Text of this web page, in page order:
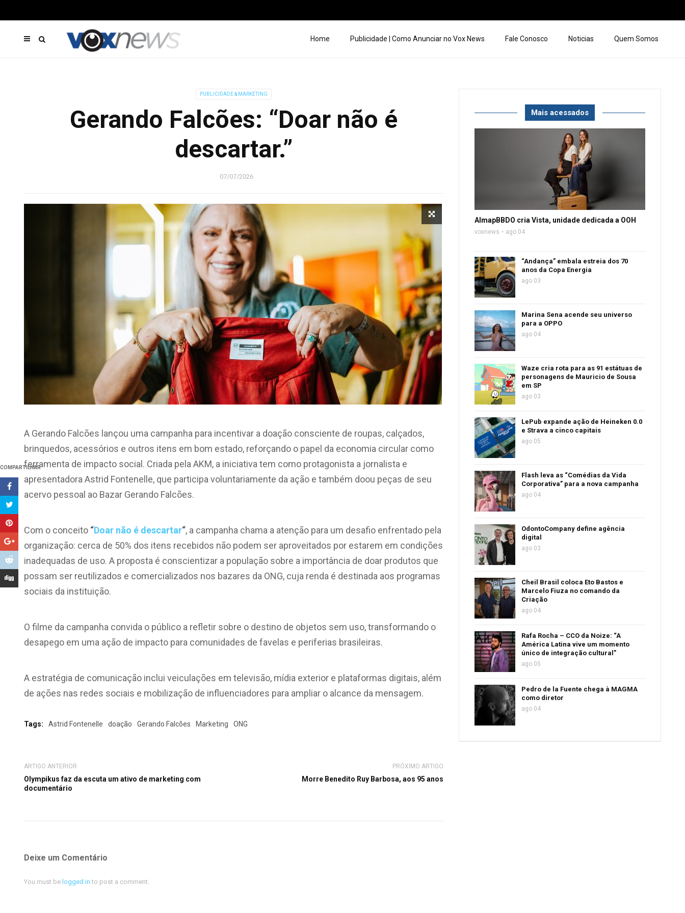
Home Publicidade | Como Anunciar no Vox News Fale Conosco Noticias Quem Somos
PUBLICIDADE & MARKETING
Gerando Falcões: “Doar não é
descartar.”
07/07/2026
COMPARTILHAR
A Gerando Falcões lançou uma campanha para incentivar a doação consciente de roupas, calçados,
brinquedos, acessórios e outros itens em bom estado, reforçando o papel da economia circular como
ferramenta de impacto social. Criada pela AKM, a iniciativa tem como protagonista a jornalista e
apresentadora Astrid Fontenelle, que participa voluntariamente da ação e também doou peças de seu
acervo pessoal ao Bazar Gerando Falcões.
Com o conceito “Doar não é descartar“, a campanha chama a atenção para um desafio enfrentado pela
organização: cerca de 50% dos itens recebidos não podem ser aproveitados por estarem em condições
inadequadas de uso. A proposta é conscientizar a população sobre a importância de doar produtos que
possam ser reutilizados e comercializados nos bazares da ONG, cuja renda é destinada aos programas
sociais da instituição.
O filme da campanha convida o público a refletir sobre o destino de objetos sem uso, transformando o
desapego em uma ação de impacto para comunidades de favelas e periferias brasileiras.
A estratégia de comunicação inclui veiculações em televisão, mídia exterior e plataformas digitais, além
de ações nas redes sociais e mobilização de influenciadores para ampliar o alcance da mensagem.
Tags: Astrid Fontenelle doação Gerando Falcões Marketing ONG
ARTIGO ANTERIOR
Olympikus faz da escuta um ativo de marketing com
documentário
PRÓXIMO ARTIGO
Morre Benedito Ruy Barbosa, aos 95 anos
Deixe um Comentário
You must be logged in to post a comment.
Mais acessados
AlmapBBDO cria Vista, unidade dedicada a OOH
voxnews ago 04
“Andança” embala estreia dos 70
anos da Copa Energia
ago 03
Marina Sena acende seu universo
para a OPPO
ago 04
Waze cria rota para as 91 estátuas de
personagens de Mauricio de Sousa
em SP
ago 03
LePub expande ação de Heineken 0.0
e Strava a cinco capitais
ago 05
Flash leva as “Comédias da Vida
Corporativa” para a nova campanha
ago 04
OdontoCompany define agência
digital
ago 03
Cheil Brasil coloca Eto Bastos e
Marcelo Fiuza no comando da
Criação
ago 04
Rafa Rocha – CCO da Noize: “A
América Latina vive um momento
único de integração cultural”
ago 05
Pedro de la Fuente chega à MAGMA
como diretor
ago 04